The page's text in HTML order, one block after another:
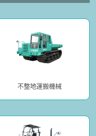
不整地運搬機械